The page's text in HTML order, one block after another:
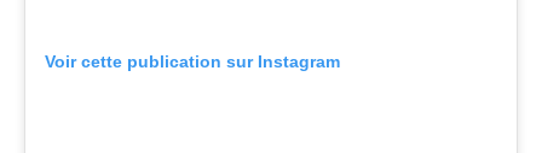
Voir cette publication sur Instagram